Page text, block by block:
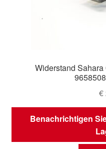
Widerstand
€
Benachrichtigen